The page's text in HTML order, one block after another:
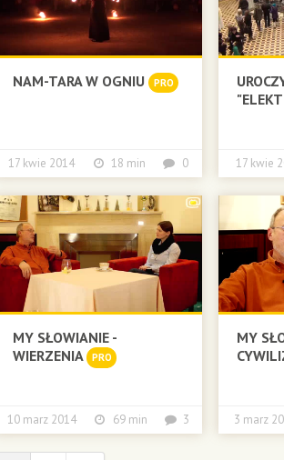
NAM-TARA W OGNIU PRO
17 kwie 2014 18 min 0 17
MY SŁOWIANIE -
WIERZENIA
PRO
10 marz 2014 69 min 3
MY
3 marz